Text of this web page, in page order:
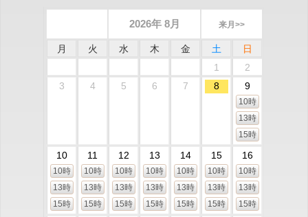
2026年 8月 来月>>
月 火 水 木 金 土
日
1
2
3
4 5 6 7 8 9
10時
13時
15時
10
10時
13時
15時
11
10時
13時
15時
12
10時
13時
15時
13
10時
13時
15時
14
10時
13時
15時
15
10時
13時
15時
16
10時
13時
15時